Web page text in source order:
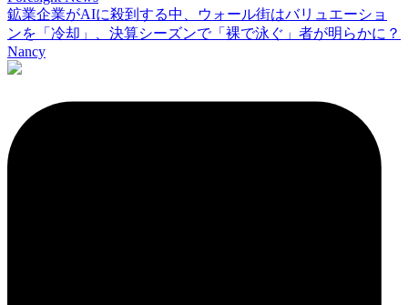
鉱業企業がAIに殺到する中、ウォール街はバリュエーショ
ンを「冷却」、決算シーズンで「裸で泳ぐ」者が明らかに？
Nancy